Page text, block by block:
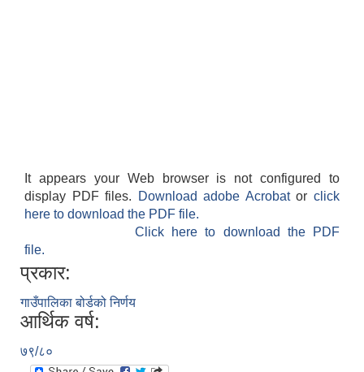
It appears your Web browser is not configured to
display PDF files.
Download adobe Acrobatorclick
here to download the PDF file.
Click here to download the PDF
file.
प्रकार:
गाउँपालिका बोर्डको निर्णय
आर्थिक वर्ष:
७९/८०